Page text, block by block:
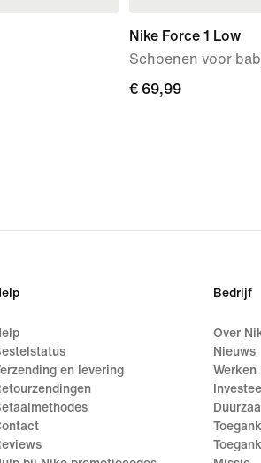
Nike Force 1 Low
Schoenen voor
€ 69,99
€ 69,99
en levering
Bedrijf
Over
Nieuws